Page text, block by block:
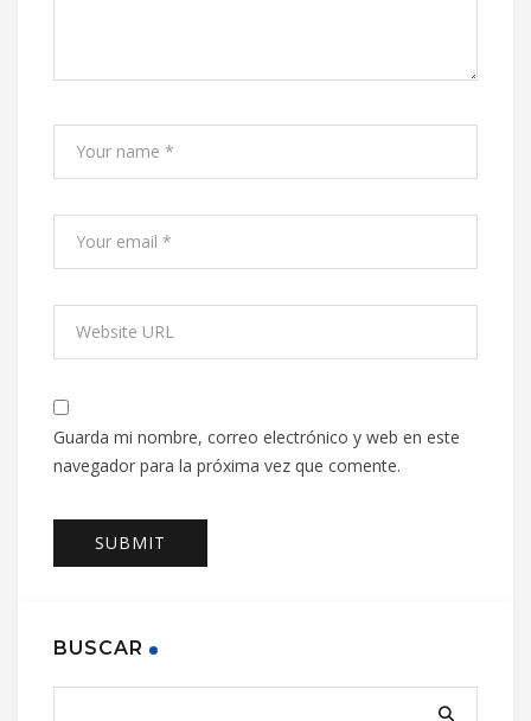
Guarda mi nombre, correo electrónico y web en este
navegador para la próxima vez que comente.
BUSCAR